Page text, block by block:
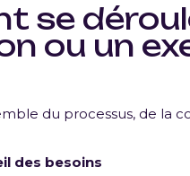
se
ou un
du processus, de la
des besoins